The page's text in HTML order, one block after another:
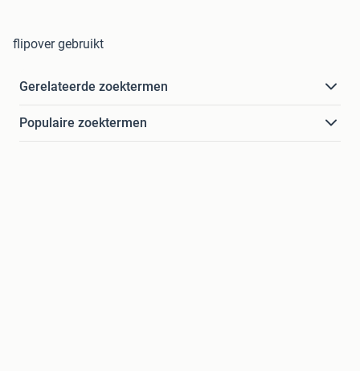
flipover gebruikt
Gerelateerde zoektermen
Populaire zoektermen